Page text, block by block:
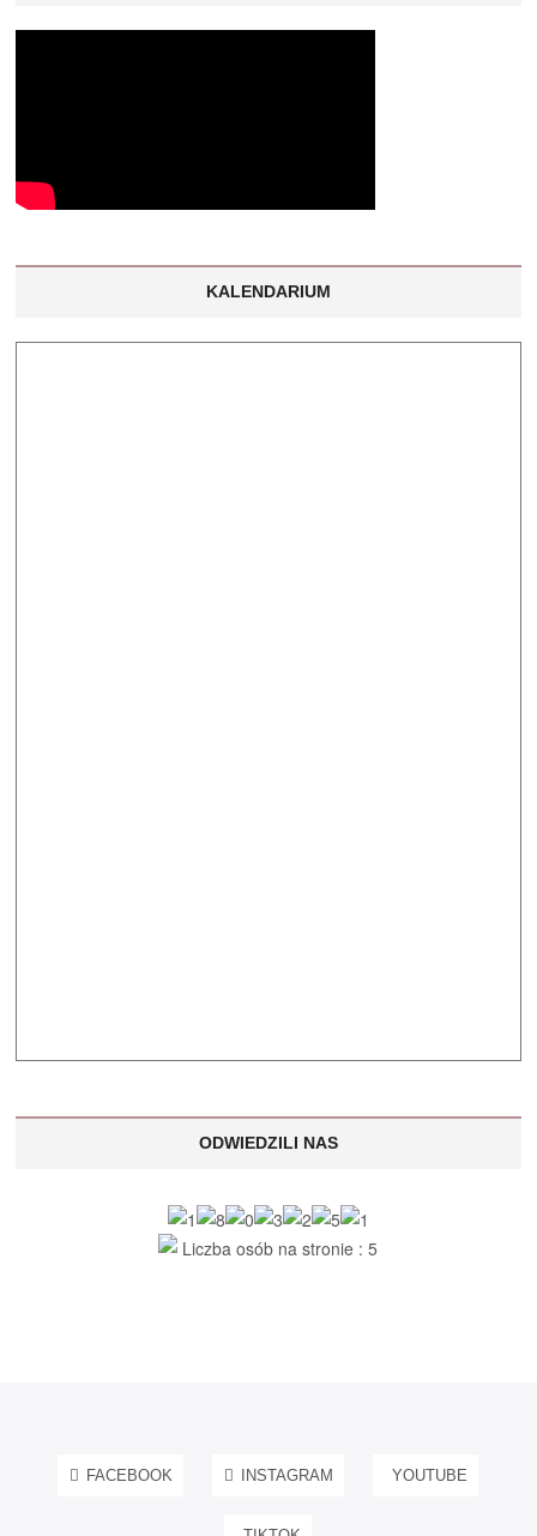
KALENDARIUM
ODWIEDZILI NAS
Liczba osób na stronie : 5
FACEBOOK INSTAGRAM YOUTUBE